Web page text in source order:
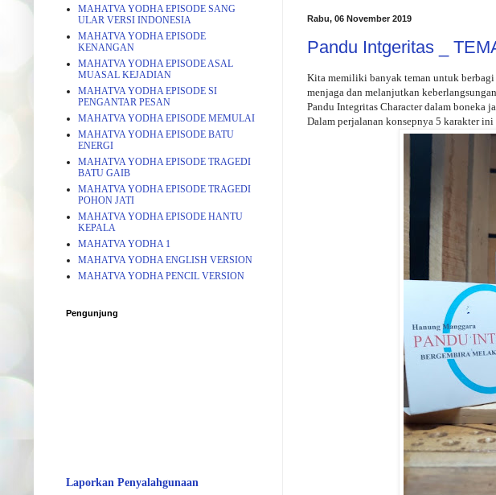
Rabu, 06 November 2019
Pandu Intgeritas _
Kita memiliki banyak teman untuk
menjaga dan melanjutkan
Pandu Integritas Character dalam boneka
Dalam perjalanan konsepnya 5 karakter
MAHATVA YODHA EPISODE SANG
ULAR VERSI INDONESIA
MAHATVA YODHA EPISODE
KENANGAN
MAHATVA YODHA EPISODE ASAL
MUASAL KEJADIAN
MAHATVA YODHA EPISODE SI
PENGANTAR PESAN
MAHATVA YODHA EPISODE MEMULAI
MAHATVA YODHA EPISODE BATU
ENERGI
MAHATVA YODHA EPISODE TRAGEDI
BATU GAIB
MAHATVA YODHA EPISODE TRAGEDI
POHON JATI
MAHATVA YODHA EPISODE HANTU
KEPALA
MAHATVA YODHA 1
MAHATVA YODHA ENGLISH VERSION
MAHATVA YODHA PENCIL VERSION
Pengunjung
Laporkan Penyalahgunaan